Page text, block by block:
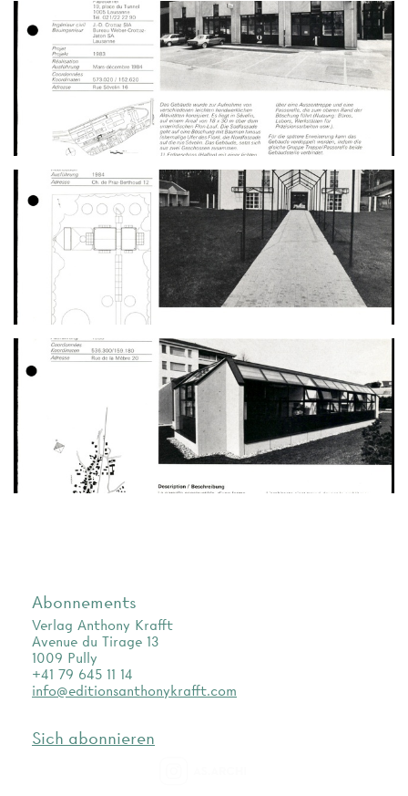
Abonnements
Verlag Anthony Krafft
Avenue du Tirage 13
1009 Pully
+41 79 645 11 14
info@editionsanthonykrafft.com
Sich abonnieren